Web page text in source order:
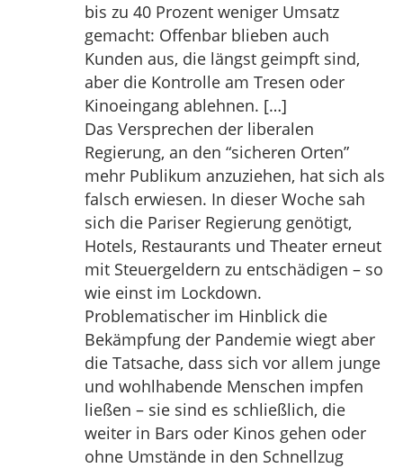
bis zu 40 Prozent weniger Umsatz
gemacht: Offenbar blieben auch
Kunden aus, die längst geimpft sind,
aber die Kontrolle am Tresen oder
Kinoeingang ablehnen. […]
Das Versprechen der liberalen
Regierung, an den “sicheren Orten”
mehr Publikum anzuziehen, hat sich als
falsch erwiesen. In dieser Woche sah
sich die Pariser Regierung genötigt,
Hotels, Restaurants und Theater erneut
mit Steuergeldern zu entschädigen – so
wie einst im Lockdown.
Problematischer im Hinblick die
Bekämpfung der Pandemie wiegt aber
die Tatsache, dass sich vor allem junge
und wohlhabende Menschen impfen
ließen – sie sind es schließlich, die
weiter in Bars oder Kinos gehen oder
ohne Umstände in den Schnellzug